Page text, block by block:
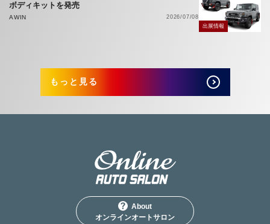
ボディキットを発売
AWIN
2026/07/08
出展情報
もっと見る
About
オンラインオートサロン